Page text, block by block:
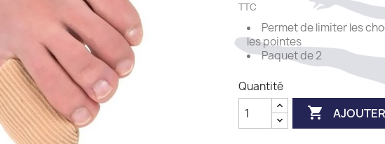
TTC
Permet de limiter les
les pointes
Paquet de 2
Quantité
